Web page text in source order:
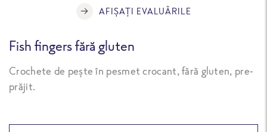
AFIȘAȚI EVALUĂRILE
Fish fingers fără gluten
Crochete de pește în pesmet crocant, fără gluten, pre-
prăjit.